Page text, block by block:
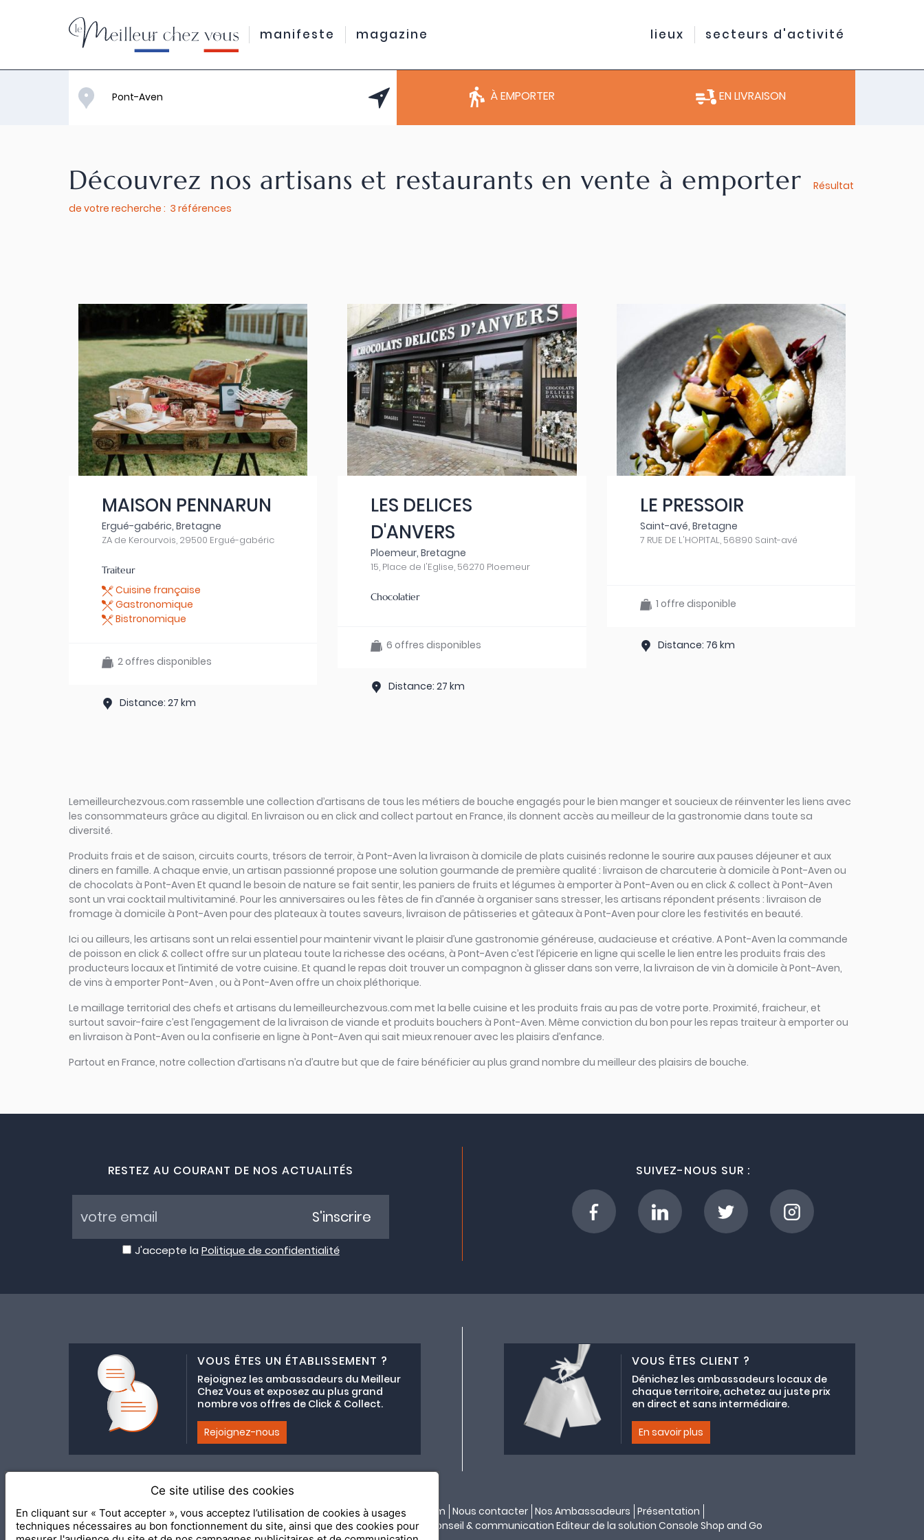
manifeste magazine lieux secteurs d'activité
À EMPORTER EN LIVRAISON
Découvrez nos artisans et restaurants en vente à emporter
Résultat
de votre recherche : 3 références
MAISON PENNARUN
Ergué-gabéric, Bretagne
ZA de Kerourvois, 29500 Ergué-gabéric
Traiteur
Cuisine française
Gastronomique
Bistronomique
2 offres disponibles
Distance: 27 km
LES DELICES
D'ANVERS
Ploemeur, Bretagne
15, Place de l'Eglise, 56270 Ploemeur
Chocolatier
6 offres disponibles
Distance: 27 km
LE PRESSOIR
Saint-avé, Bretagne
7 RUE DE L'HOPITAL, 56890 Saint-avé
1 offre disponible
Distance: 76 km
Lemeilleurchezvous.com rassemble une collection d’artisans de tous les métiers de bouche engagés pour le bien manger et soucieux de réinventer les liens avec
les consommateurs grâce au digital. En livraison ou en click and collect partout en France, ils donnent accès au meilleur de la gastronomie dans toute sa
diversité.
Produits frais et de saison, circuits courts, trésors de terroir, à Pont-Aven la livraison à domicile de plats cuisinés redonne le sourire aux pauses déjeuner et aux
diners en famille. A chaque envie, un artisan passionné propose une solution gourmande de première qualité : livraison de charcuterie à domicile à Pont-Aven ou
de chocolats à Pont-Aven Et quand le besoin de nature se fait sentir, les paniers de fruits et légumes à emporter à Pont-Aven ou en click & collect à Pont-Aven
sont un vrai cocktail multivitaminé. Pour les anniversaires ou les fêtes de fin d’année à organiser sans stresser, les artisans répondent présents : livraison de
fromage à domicile à Pont-Aven pour des plateaux à toutes saveurs, livraison de pâtisseries et gâteaux à Pont-Aven pour clore les festivités en beauté.
Ici ou ailleurs, les artisans sont un relai essentiel pour maintenir vivant le plaisir d’une gastronomie généreuse, audacieuse et créative. A Pont-Aven la commande
de poisson en click & collect offre sur un plateau toute la richesse des océans, à Pont-Aven c’est l’épicerie en ligne qui scelle le lien entre les produits frais des
producteurs locaux et l’intimité de votre cuisine. Et quand le repas doit trouver un compagnon à glisser dans son verre, la livraison de vin à domicile à Pont-Aven,
de vins à emporter Pont-Aven , ou à Pont-Aven offre un choix pléthorique.
Le maillage territorial des chefs et artisans du lemeilleurchezvous.com met la belle cuisine et les produits frais au pas de votre porte. Proximité, fraicheur, et
surtout savoir-faire c’est l’engagement de la livraison de viande et produits bouchers à Pont-Aven. Même conviction du bon pour les repas traiteur à emporter ou
en livraison à Pont-Aven ou la confiserie en ligne à Pont-Aven qui sait mieux renouer avec les plaisirs d’enfance.
Partout en France, notre collection d’artisans n’a d’autre but que de faire bénéficier au plus grand nombre du meilleur des plaisirs de bouche.
RESTEZ AU COURANT DE NOS ACTUALITÉS
J'accepte la Politique de confidentialité
S'inscrire
SUIVEZ-NOUS SUR :
VOUS ÊTES UN ÉTABLISSEMENT ?
Rejoignez les ambassadeurs du Meilleur
Chez Vous et exposez au plus grand
nombre vos offres de Click & Collect.
Rejoignez-nous
VOUS ÊTES CLIENT ?
Dénichez les ambassadeurs locaux de
chaque territoire, achetez au juste prix
en direct et sans intermédiaire.
En savoir plus
Adhésion au collectif lemeilleurchezvous.com Nous contacter Nos Ambassadeurs Présentation
2020 Le Meilleur Chez Vous, édité parAPI & YOU| Agence conseil & communication Editeur de la solution Console Shop and Go
Ce site utilise des cookies
En cliquant sur « Tout accepter », vous acceptez l’utilisation de cookies à usages
techniques nécessaires au bon fonctionnement du site, ainsi que des cookies pour